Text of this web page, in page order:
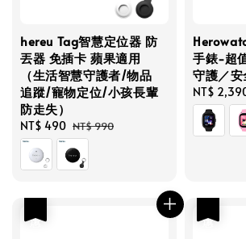
hereu Tag智慧定位器 防
丟器 免插卡 蘋果適用
（生活智慧守護者/物品
追蹤/寵物定位/小孩長輩
防走失）
Sale
price
NT$ 490 Regular
price
NT$ 990
手錶-超
守護／
Sale
price
NT$